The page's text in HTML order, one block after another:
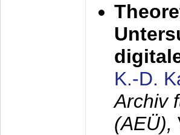
K.-D.
Archiv
(AEÜ),